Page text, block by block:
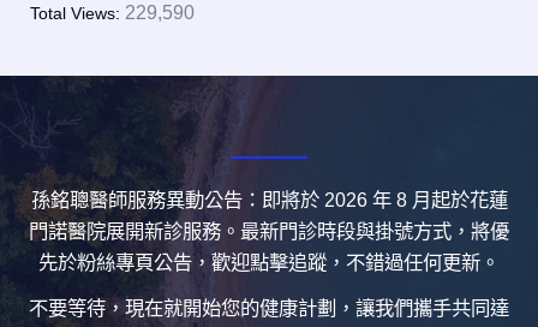
Total Views: 229,590
孫銘聰醫師服務異動公告：即將於 2026 年 8 月起於花蓮
門諾醫院展開新診服務。最新門診時段與掛號方式，將優
先於粉絲專頁公告，歡迎點擊追蹤，不錯過任何更新。
不要等待，現在就開始您的健康計劃，讓我們攜手共同達